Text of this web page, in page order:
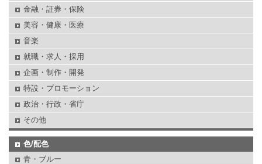
金融・証券・保険
美容・健康・医療
音楽
就職・求人・採用
企画・制作・開発
特設・プロモーション
政治・行政・省庁
その他
色/配色
青・ブルー